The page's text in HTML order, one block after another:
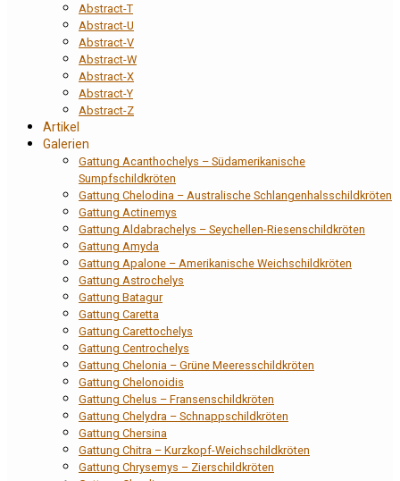
Abstract-T
Abstract-U
Abstract-V
Abstract-W
Abstract-X
Abstract-Y
Abstract-Z
Artikel
Galerien
Gattung Acanthochelys – Südamerikanische
Sumpfschildkröten
Gattung Chelodina – Australische Schlangenhalsschildkröten
Gattung Actinemys
Gattung Aldabrachelys – Seychellen-Riesenschildkröten
Gattung Amyda
Gattung Apalone – Amerikanische Weichschildkröten
Gattung Astrochelys
Gattung Batagur
Gattung Caretta
Gattung Carettochelys
Gattung Centrochelys
Gattung Chelonia – Grüne Meeresschildkröten
Gattung Chelonoidis
Gattung Chelus – Fransenschildkröten
Gattung Chelydra – Schnappschildkröten
Gattung Chersina
Gattung Chitra – Kurzkopf-Weichschildkröten
Gattung Chrysemys – Zierschildkröten